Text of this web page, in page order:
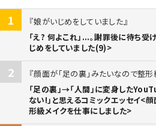
1
娘がいじめをしていました
「え? 何よこれ」...。謝罪後に待ち
じめをしていました(9)>
2
顔面が「足の裏」みたいなので整
「足の裏」→「人間」に変身した
ない!」と思えるコミックエッセイ<
形級メイクを仕事にしました>